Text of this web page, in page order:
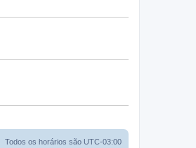
e
e
m
Todos os horários são UTC-03:00